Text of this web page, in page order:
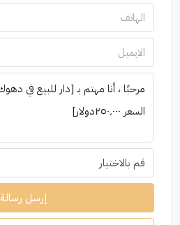
قم بالاختيار
إرسل رسالة